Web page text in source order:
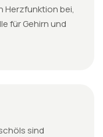
Herzfunktion bei,
für Gehirn und
sind